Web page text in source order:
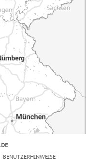
BENUTZERHINWEISE